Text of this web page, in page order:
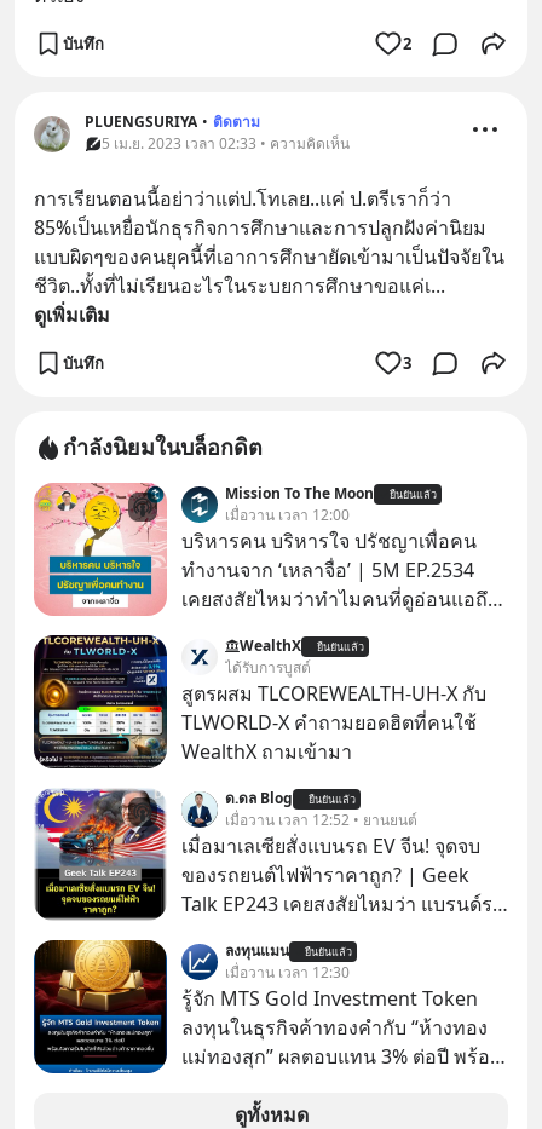
บันทึก 2
PLUENGSURIYA • ติดตาม
5 เม.ย. 2023 เวลา 02:33 • ความคิดเห็น
การเรียนตอนนี้อย่าว่าแต่ป.โทเลย..แค่ ป.ตรีเราก็ว่า
85%เป็นเหยื่อนักธุรกิจการศึกษาและการปลูกฝังค่านิยม
แบบผิดๆของคนยุคนี้ที่เอาการศึกษายัดเข้ามาเป็นปัจจัยใน
ชีวิต..ทั้งที่ไม่เรียนอะไรในระบยการศึกษาขอแค่เ...
ดูเพิ่มเติม
บันทึก 3
กำลังนิยมในบล็อกดิต
Mission To The Moon ยืนยันแล้ว
เมื่อวาน เวลา 12:00
บริหารคน บริหารใจ ปรัชญาเพื่อคน
ทำงานจาก ‘เหลาจื่อ’ | 5M EP.2534
เคยสงสัยไหมว่าทำไมคนที่ดูอ่อนแอถึง
สถานการณ์ แล้วทำไมคนที่ไม่ออกแรง
ทำอะไรเลยถึงประสบความสำเร็จได้ไว
กว่าใครเพื่อน? ไม่แน่ว่าคนกลุ่มนี้อาจ
จะเป็นคนที่รู้จักบริหารใจตัวเอง และคน
สต์ 5M ในวันนี้จะพาทุกคนไปสำรวจวิธี
การบริหารคนและบริหารใจ ปรัชญา
เพื่อคนทำงานจาก ‘เหลาจื่อ’ (เล่าจื๊อ) นัก
ปราชญ์จีนแห่งยุคไปด้วยกัน
WealthX ยืนยันแล้ว
ได้รับการบูสต์
สูตรผสม TLCOREWEALTH-UH-X กับ
TLWORLD-X คำถามยอดฮิตที่คนใช้
WealthX ถามเข้ามา
ด.ดล Blog ยืนยันแล้ว
เมื่อวาน เวลา 12:52 • ยานยนต์
เมื่อมาเลเซียสั่งแบนรถ EV จีน! จุดจบ
ของรถยนต์ไฟฟ้าราคาถูก? | Geek
Talk EP243 เคยสงสัยไหมว่า แบรนด์รถ
ราบคาบ จะถูกสกัดดาวรุ่งจนต้องเบรก
หัวทิ่มได้อย่างไร? นี่คือเรื่องจริงที่เพิ่ง
เกิดขึ้นในมาเลเซีย เมื่อรัฐบาลประกาศ
งัด “กฎเหล็ก” สั่งบล็อกการนำเข้ารถ EV
ราคาถูกจากจีนแบบสายฟ้าแลบ ตั้ง
กำแพงราคานำเข้าขั้นต่ำสูงถึง 1.7 ล้าน
ลงทุนแมน ยืนยันแล้ว
เมื่อวาน เวลา 12:30
รู้จัก MTS Gold Investment Token
ลงทุนในธุรกิจค้าทองคำกับ “ห้างทอง
แม่ทองสุก” ผลตอบแทน 3% ต่อปี พร้อม
ทองขึ้น / ลงทุนแมนจะเล่าให้ฟัง x MTS
ดูทั้งหมด